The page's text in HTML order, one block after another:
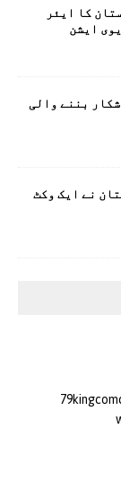
کا ایئر
ايشن
بننے والی
نے ایک وکٹ